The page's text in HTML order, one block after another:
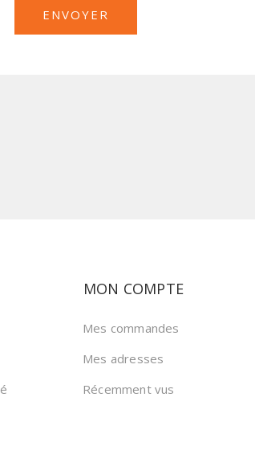
MON COMPTE
Mes commandes
Mes adresses
Récemment vus